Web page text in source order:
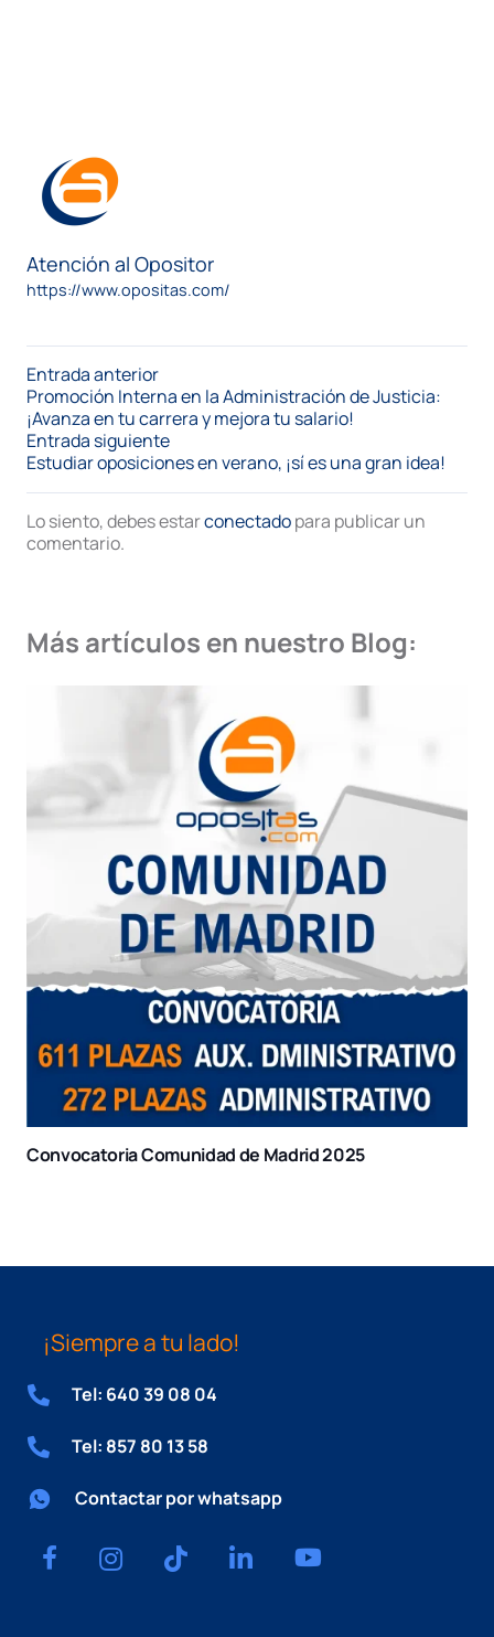
Atención al Opositor
https://www.opositas.com/
Entrada anterior
Promoción Interna en la Administración de Justicia:
¡Avanza en tu carrera y mejora tu salario!
Entrada siguiente
Estudiar oposiciones en verano, ¡sí es una gran idea!
Lo siento, debes estarconectadopara publicar un
comentario.
Más artículos en nuestro Blog:
Convocatoria Comunidad de Madrid 2025
¡Siempre a tu lado!
Tel: 640 39 08 04
Tel: 857 80 13 58
Contactar por whatsapp